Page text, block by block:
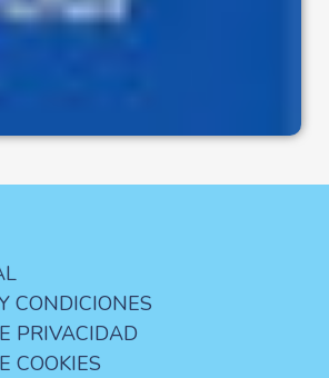
CONDICIONES
PRIVACIDAD
COOKIES